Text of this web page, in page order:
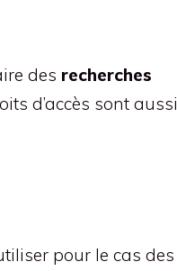
des recherches
d’accès sont aussi
pour le cas des